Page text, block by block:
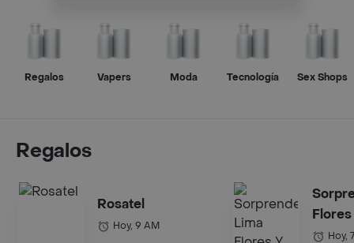
Regalos Vapers Moda Tecnología Sex Shops
Regalos
Rosatel
Hoy, 9 AM
Hoy,